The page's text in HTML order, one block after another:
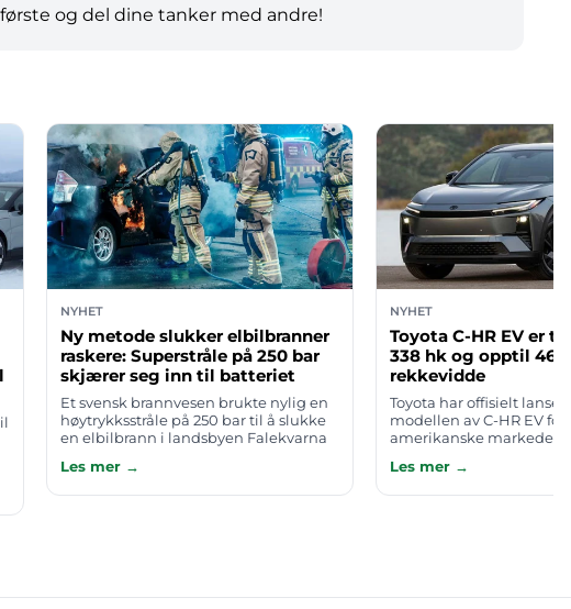
og del dine tanker med andre!
NYHET
Ny metode slukker elbilbranner
raskere: Superstråle på 250 bar
skjærer seg inn til batteriet
Et svensk brannvesen brukte nylig en
høytrykksstråle på 250 bar til å slukke
en elbilbrann i landsbyen Falekvarna
fysisk inn til det brennend…
Les mer →
NYHET
Toyota C-HR EV er
338 hk og opptil
rekkevidde
Toyota har offisielt
modellen av C-HR EV for
amerikanske markedet.
firehjulsdrift som
hestekrefter og en
Les mer →